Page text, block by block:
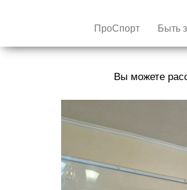
ПроСпорт Быть
Вы можете